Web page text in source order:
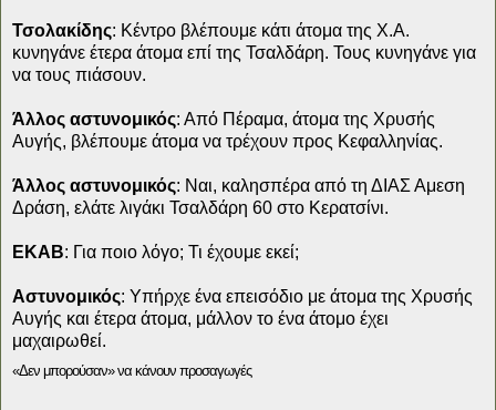
Τσολακίδης: Κέντρο βλέπουμε κάτι άτομα της Χ.Α.
κυνηγάνε έτερα άτομα επί της Τσαλδάρη. Τους κυνηγάνε για
να τους πιάσουν.
Άλλος αστυνομικός: Από Πέραμα, άτομα της Χρυσής
Αυγής, βλέπουμε άτομα να τρέχουν προς Κεφαλληνίας.
Άλλος αστυνομικός: Ναι, καλησπέρα από τη ΔΙΑΣ Αμεση
Δράση, ελάτε λιγάκι Τσαλδάρη 60 στο Κερατσίνι.
ΕΚΑΒ: Για ποιο λόγο; Τι έχουμε εκεί;
Αστυνομικός: Υπήρχε ένα επεισόδιο με άτομα της Χρυσής
Αυγής και έτερα άτομα, μάλλον το ένα άτομο έχει
μαχαιρωθεί.
«Δεν μπορούσαν» να κάνουν προσαγωγές